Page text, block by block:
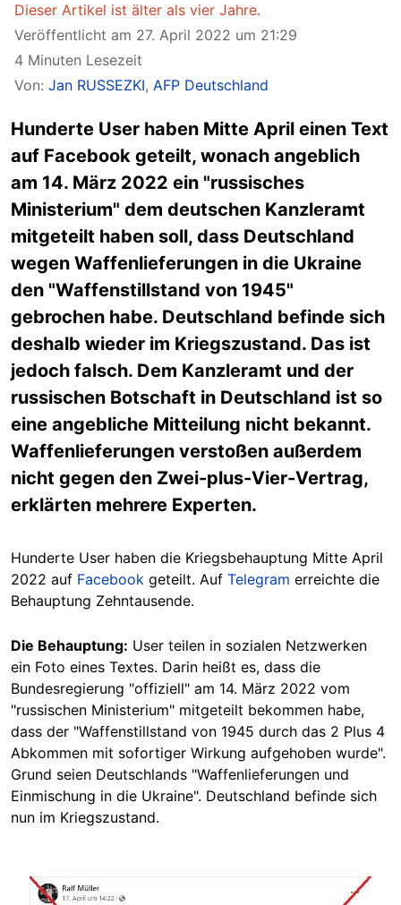
Dieser Artikel ist älter als vier Jahre.
Veröffentlicht am 27. April 2022 um 21:29
4 Minuten Lesezeit
Von: Jan RUSSEZKI, AFP Deutschland
Hunderte User haben Mitte April einen Text
auf Facebook geteilt, wonach angeblich
am 14. März 2022 ein "russisches
Ministerium" dem deutschen Kanzleramt
mitgeteilt haben soll, dass Deutschland
wegen Waffenlieferungen in die Ukraine
den "Waffenstillstand von 1945"
gebrochen habe. Deutschland befinde sich
deshalb wieder im Kriegszustand. Das ist
jedoch falsch. Dem Kanzleramt und der
russischen Botschaft in Deutschland ist so
eine angebliche Mitteilung nicht bekannt.
Waffenlieferungen verstoßen außerdem
nicht gegen den Zwei-plus-Vier-Vertrag,
erklärten mehrere Experten.
Hunderte User haben die Kriegsbehauptung Mitte April
2022 auf Facebook geteilt. Auf Telegram erreichte die
Behauptung Zehntausende.
Die Behauptung: User teilen in sozialen Netzwerken
ein Foto eines Textes. Darin heißt es, dass die
Bundesregierung "offiziell" am 14. März 2022 vom
"russischen Ministerium" mitgeteilt bekommen habe,
dass der "Waffenstillstand von 1945 durch das 2 Plus 4
Abkommen mit sofortiger Wirkung aufgehoben wurde".
Grund seien Deutschlands "Waffenlieferungen und
Einmischung in die Ukraine". Deutschland befinde sich
nun im Kriegszustand.
Image